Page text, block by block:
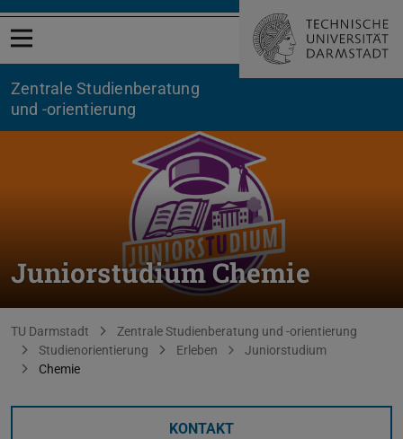
Menü öffnen
Zentrale Studienberatung
und -orientierung
Juniorstudium Chemie
Sie befinden sich hier:
TU Darmstadt
Zentrale Studienberatung und -orientierung
Studienorientierung
Erleben
Juniorstudium
Chemie
KONTAKT